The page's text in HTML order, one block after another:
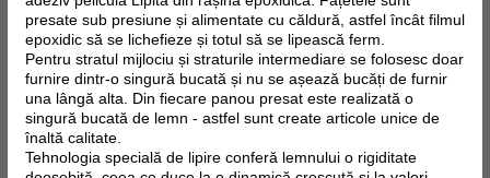
presate sub presiune și alimentate cu căldură, astfel încât filmul
epoxidic să se lichefieze și totul să se lipească ferm.
Pentru stratul mijlociu și straturile intermediare se folosesc doar
furnire dintr-o singură bucată și nu se așează bucăți de furnir
una lângă alta. Din fiecare panou presat este realizată o
singură bucată de lemn - astfel sunt create articole unice de
înaltă calitate.
Tehnologia specială de lipire conferă lemnului o rigiditate